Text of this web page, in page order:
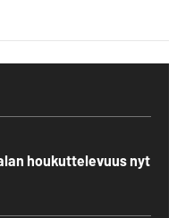
houkuttelevuus nyt